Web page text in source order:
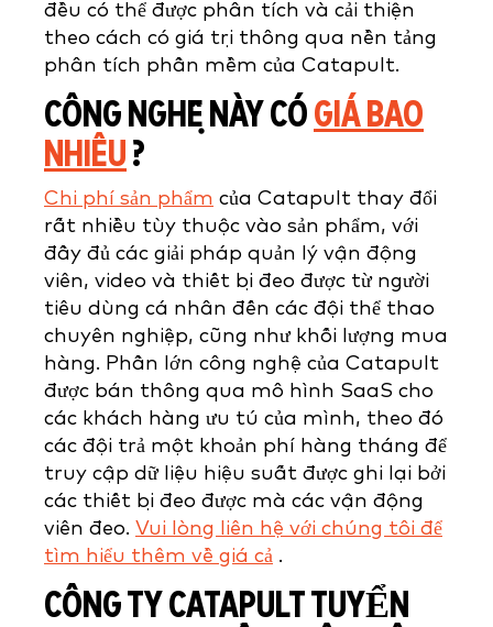
đều có thể được phân tích và cải thiện
theo cách có giá trị thông qua nền tảng
phân tích phần mềm của Catapult.
CÔNG NGHỆ NÀY CÓ GIÁ BAO
NHIÊU ?
Chi phí sản phẩm của Catapult thay đổi
rất nhiều tùy thuộc vào sản phẩm, với
đầy đủ các giải pháp quản lý vận động
viên, video và thiết bị đeo được từ người
tiêu dùng cá nhân đến các đội thể thao
chuyên nghiệp, cũng như khối lượng mua
hàng. Phần lớn công nghệ của Catapult
được bán thông qua mô hình SaaS cho
các khách hàng ưu tú của mình, theo đó
các đội trả một khoản phí hàng tháng để
truy cập dữ liệu hiệu suất được ghi lại bởi
các thiết bị đeo được mà các vận động
viên đeo. Vui lòng liên hệ với chúng tôi để
tìm hiểu thêm về giá cả .
CÔNG TY CATAPULT TUYỂN